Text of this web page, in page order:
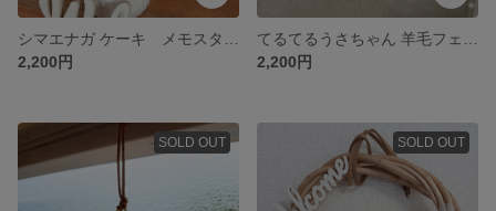
2,200円
2,200円
SOLD OUT SOLD OUT